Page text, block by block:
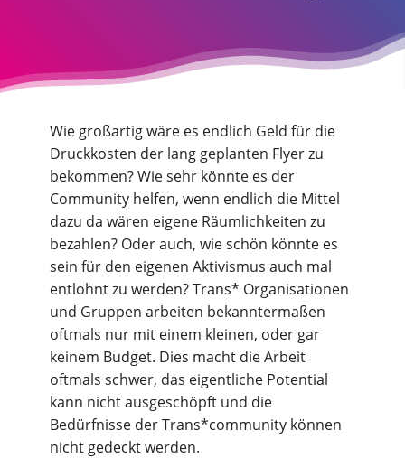
Wie großartig wäre es endlich Geld für die
Druckkosten der lang geplanten Flyer zu
bekommen? Wie sehr könnte es der
Community helfen, wenn endlich die Mittel
dazu da wären eigene Räumlichkeiten zu
bezahlen? Oder auch, wie schön könnte es
sein für den eigenen Aktivismus auch mal
entlohnt zu werden? Trans* Organisationen
und Gruppen arbeiten bekanntermaßen
oftmals nur mit einem kleinen, oder gar
keinem Budget. Dies macht die Arbeit
oftmals schwer, das eigentliche Potential
kann nicht ausgeschöpft und die
Bedürfnisse der Trans*community können
nicht gedeckt werden.